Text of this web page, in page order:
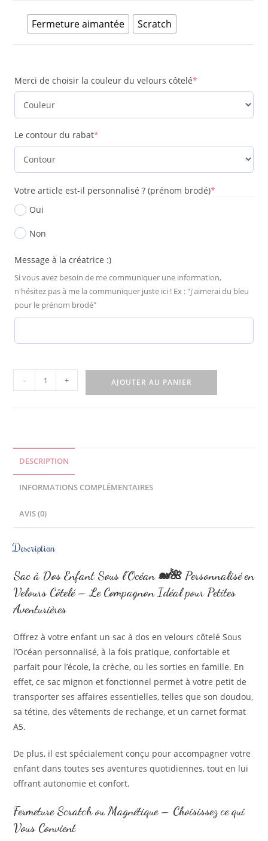
Fermeture aimantée Scratch
Merci de choisir la couleur du velours côtelé*
Le contour du rabat*
Votre article est-il personnalisé ? (prénom brodé)*
Oui
Non
Message à la créatrice :)
Si vous avez besoin de me communiquer une information,
n'hésitez pas à me la communiquer juste ici ! Ex : "j'aimerai du bleu
pour le prénom brodé"
- + AJOUTER AU PANIER
DESCRIPTION
INFORMATIONS COMPLÉMENTAIRES
AVIS (0)
Description
Sac à Dos Enfant Sous l’Océan 🐋🌺 Personnalisé en
Velours Côtelé – Le Compagnon Idéal pour Petites
Aventurières
Offrez à votre enfant un sac à dos en velours côtelé Sous
l’Océan personnalisé, à la fois pratique, confortable et
parfait pour l’école, la crèche, ou les sorties en famille. En
effet, ce sac mignon et fonctionnel permet à votre petit de
transporter ses affaires essentielles, telles que son doudou,
sa tétine, des vêtements de rechange, et un carnet format
A5.
De plus, il est spécialement conçu pour accompagner votre
enfant dans toutes ses aventures quotidiennes, tout en lui
offrant autonomie et confort.
Fermeture Scratch ou Magnétique – Choisissez ce qui
Vous Convient